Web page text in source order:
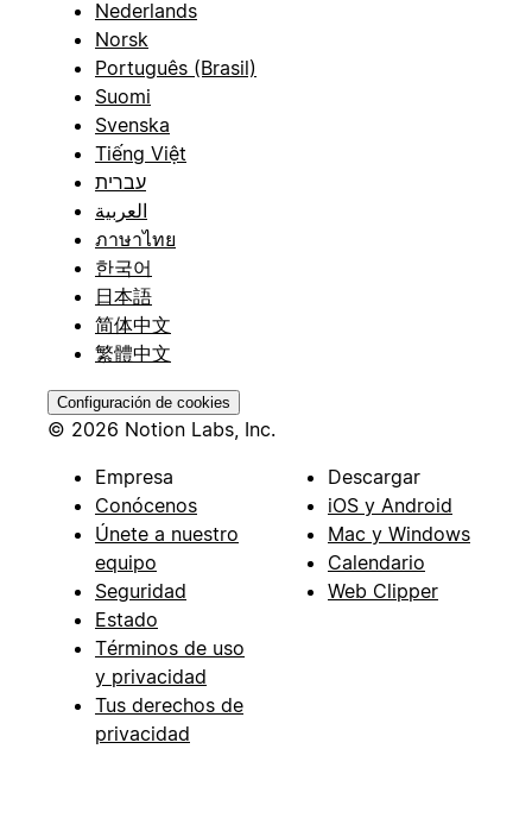
Nederlands
Norsk
Português (Brasil)
Suomi
Svenska
Tiếng Việt
עברית
العربية
ภาษาไทย
한국어
日本語
简体中文
繁體中文
Configuración de cookies
© 2026 Notion Labs, Inc.
Empresa
Conócenos
Únete a nuestro
equipo
Seguridad
Estado
Términos de uso
y privacidad
Tus derechos de
privacidad
Descargar
iOS y Android
Mac y Windows
Calendario
Web Clipper